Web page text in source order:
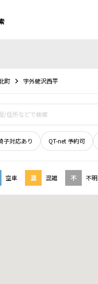
町 字外蛯沢西平
子対応あり QT-net 予約可
空車 混 混雑 不 不明